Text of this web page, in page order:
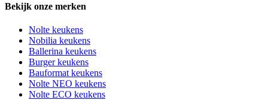
Bekijk onze merken
Nolte keukens
Nobilia keukens
Ballerina keukens
Burger keukens
Bauformat keukens
Nolte NEO keukens
Nolte ECO keukens